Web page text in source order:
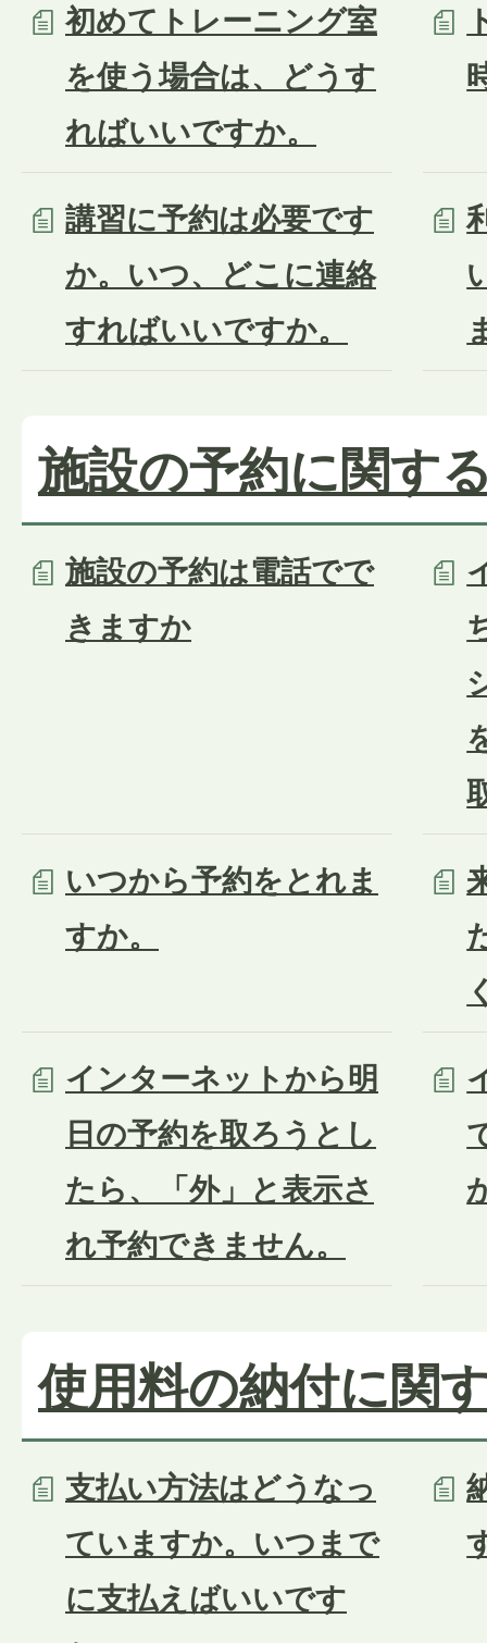
初めてトレーニング室
を使う場合は、どうす
ればいいですか。
講習に予約は必要です
か。いつ、どこに連絡
すればいいですか。
施設の予約に関す
施設の予約は電話でで
きますか
いつから予約をとれま
すか。
インターネットから明
日の予約を取ろうとし
たら、「外」と表示さ
れ予約できません。
使用料の納付に関
支払い方法はどうなっ
ていますか。いつまで
に支払えばいいです